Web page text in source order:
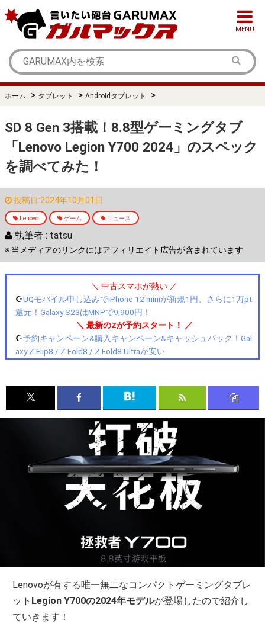
MENU
ホーム > タブレット > Androidタブレット >
SD 8 Gen 3搭載！8.8型ゲーミングタブ
「Lenovo Legion Y700 2024」のスペック
を調べてみた！
投稿日:2024年10月01日
Lenovo ゲーム ニュース
執筆者 : tatsu
※ 当メディアのリンクにはアフィリエイト広告が含まれています
＼ 中古スマホが熱い ／
☪️UQモバイル申し込みでiPhone 12 miniが新規1円、さらに1万pt
還元！Galaxy S23はMNPで9,900円！
＼ 最新のZが予約スタート！ ／
☪️予約キャンペーン&購入キャンペーン&キャッシュバック！Gal
axy Z Flip8 / Z Fold8 / Z Fold8 Ultraが安い
Lenovoが有する唯一無二なコンパクトゲーミングタブレ
ット Legion Y700の2024年モデルが登場したので紹介し
ていきます！